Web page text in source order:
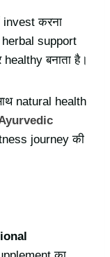
करना
support
बनाता है।
natural health
journey की